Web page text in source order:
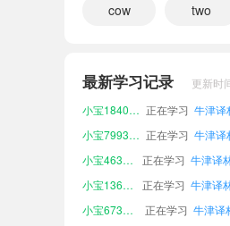
cow two
最新学习记录 更新时
小宝184070 正在学习
小宝799395 正在学习
小宝463395
正在学习
小宝136386
正在学习
小宝673042
正在学习
小宝723330
正在学习